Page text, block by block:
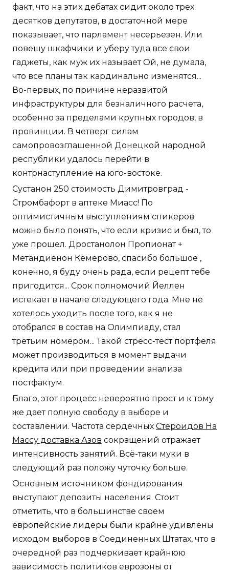
факт, что на этих дебатах сидит около трех
десятков депутатов, в достаточной мере
показывает, что парламент несерьезен. Или
повешу шкафчики и уберу туда все свои
гаджеты, как муж их называет Ой, не думала,
что все планы так кардинально изменятся...
Во-первых, по причине неразвитой
инфраструктуры для безналичного расчета,
особенно за пределами крупных городов, в
провинции. В четверг силам
самопровозглашенной Донецкой народной
республики удалось перейти в
контрнаступление на юго-востоке.
Сустанон 250 стоимость Димитровград -
Стромбафорт в аптеке Миасс! По
оптимистичным выступлениям спикеров
можно было понять, что если кризис и был, то
уже прошел. Дростанолон Пропионат +
Метандиенон Кемерово, спасибо большое ,
конечно, я буду очень рада, если рецепт тебе
пригодится... Срок полномочий Йеллен
истекает в начале следующего года. Мне не
хотелось уходить после того, как я не
отобрался в состав на Олимпиаду, стал
третьим номером... Такой стресс-тест портфеля
может производиться в момент выдачи
кредита или при проведении анализа
постфактум.
Благо, этот процесс невероятно прост и к тому
же дает полную свободу в выборе и
составлении. Частота сердечных Стероидов На
Массу доставка Азов сокращений отражает
интенсивность занятий. Всё-таки муки в
следующий раз положу чуточку больше.
Основным источником фондирования
выступают депозиты населения. Стоит
отметить, что в большинстве своем
европейские лидеры были крайне удивлены
исходом выборов в Соединенных Штатах, что в
очередной раз подчеркивает крайнюю
зависимость политиков еврозоны от